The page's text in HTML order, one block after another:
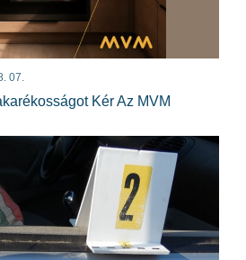
07.
Kér Az MVM